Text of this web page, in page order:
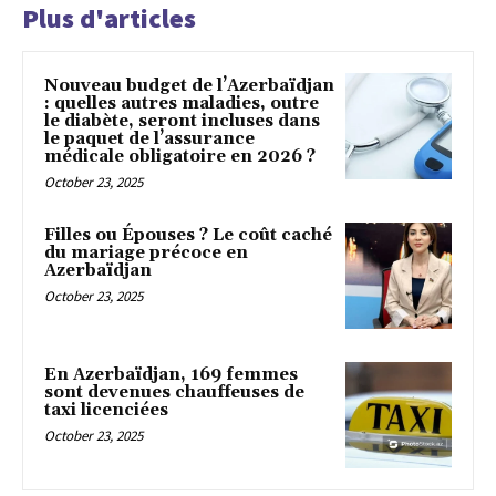
Plus d'articles
Nouveau budget de l’Azerbaïdjan
: quelles autres maladies, outre
le diabète, seront incluses dans
le paquet de l’assurance
médicale obligatoire en 2026 ?
October 23, 2025
Filles ou Épouses ? Le coût caché
du mariage précoce en
Azerbaïdjan
October 23, 2025
En Azerbaïdjan, 169 femmes
sont devenues chauffeuses de
taxi licenciées
October 23, 2025